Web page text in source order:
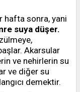
hafta sonra, yani
suya düşer.
Akarsular
ve nehirlerin su
ve diğer su
demektir.